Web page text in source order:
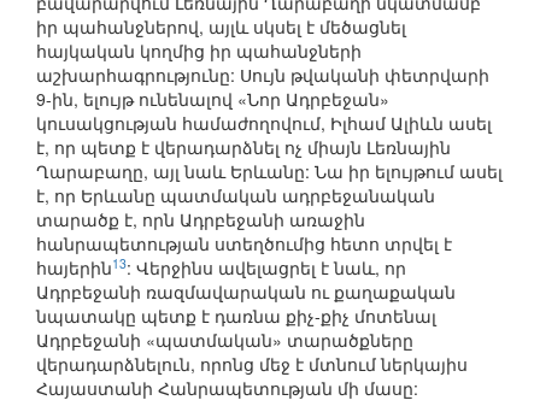
իր պահանջներով, այլև սկսել է մեծացնել
հայկական կողմից իր պահանջների
աշխարհագրությունը: Սույն թվականի փետրվարի
9-ին, ելույթ ունենալով «Նոր Ադրբեջան»
կուսակցության համաժողովում, Իլհամ Ալիևն ասել
է, որ պետք է վերադարձնել ոչ միայն Լեռնային
Ղարաբաղը, այլ նաև Երևանը: Նա իր ելույթում ասել
է, որ Երևանը պատմական ադրբեջանական
տարածք է, որն Ադրբեջանի առաջին
հանրապետության ստեղծումից հետո տրվել է
հայերին13: Վերջինս ավելացրել է նաև, որ
Ադրբեջանի ռազմավարական ու քաղաքական
նպատակը պետք է դառնա քիչ-քիչ մոտենալ
Ադրբեջանի «պատմական» տարածքները
վերադարձնելուն, որոնց մեջ է մտնում ներկայիս
Հայաստանի Հանրապետության մի մասը: